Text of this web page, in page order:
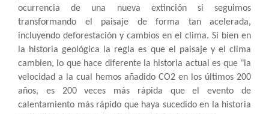
ocurrencia de una nueva extinción si seguimos
transformando el paisaje de forma tan acelerada,
incluyendo deforestación y cambios en el clima. Si bien en
la historia geológica la regla es que el paisaje y el clima
cambien, lo que hace diferente la historia actual es que "la
velocidad a la cual hemos añadido CO2 en los últimos 200
años, es 200 veces más rápida que el evento de
calentamiento más rápido que haya sucedido en la historia